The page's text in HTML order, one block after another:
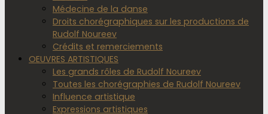
Médecine de la danse
Droits chorégraphiques sur les productions de
Rudolf Noureev
Crédits et remerciements
OEUVRES ARTISTIQUES
Les grands rôles de Rudolf Noureev
Toutes les chorégraphies de Rudolf Noureev
Influence artistique
Expressions artistiques